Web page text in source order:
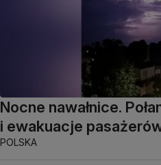
Nocne nawałnice.
i ewakuacje
POLSKA